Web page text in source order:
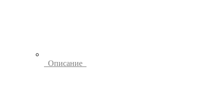
Описание